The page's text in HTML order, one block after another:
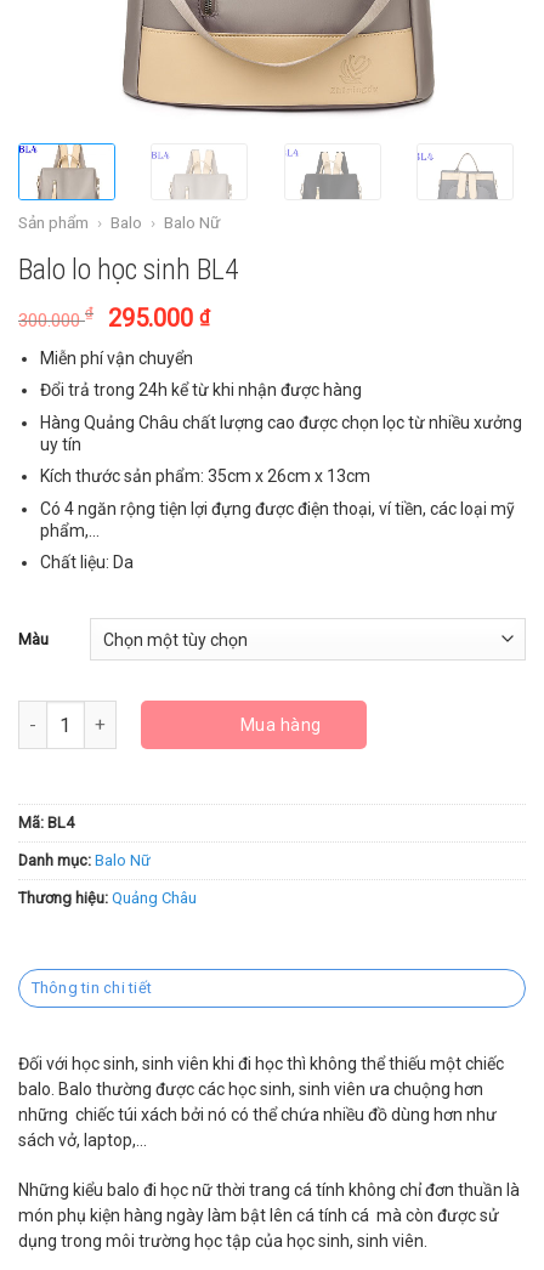
Sản phẩm › Balo › Balo Nữ
Balo lo học sinh BL4
300.000₫ 295.000 ₫
Miễn phí vận chuyển
Đổi trả trong 24h kể từ khi nhận được hàng
Hàng Quảng Châu chất lượng cao được chọn lọc từ nhiều xưởng
uy tín
Kích thước sản phẩm: 35cm x 26cm x 13cm
Có 4 ngăn rộng tiện lợi đựng được điện thoại, ví tiền, các loại mỹ
phẩm,…
Chất liệu: Da
Màu
Balo lo học sinh BL4 số lượngMua hàng
Mã: BL4
Danh mục: Balo Nữ
Thương hiệu: Quảng Châu
Thông tin chi tiết
Đối với học sinh, sinh viên khi đi học thì không thể thiếu một chiếc
balo. Balo thường được các học sinh, sinh viên ưa chuộng hơn
những chiếc túi xách bởi nó có thể chứa nhiều đồ dùng hơn như
sách vở, laptop,…
Những kiểu balo đi học nữ thời trang cá tính không chỉ đơn thuần là
món phụ kiện hàng ngày làm bật lên cá tính cá mà còn được sử
dụng trong môi trường học tập của học sinh, sinh viên.